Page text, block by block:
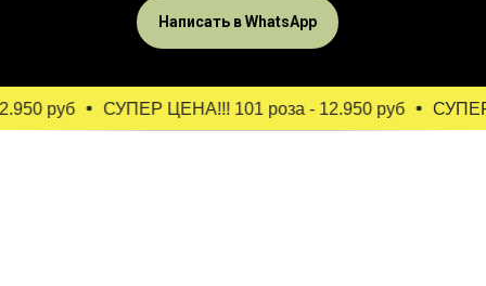
Написать в WhatsApp
руб СУПЕР ЦЕНА!!! 101 роза - 12.950 руб